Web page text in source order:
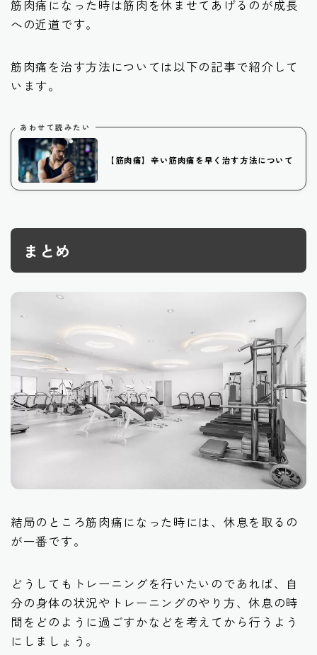
筋肉痛になった時は筋肉を休ませてあげるのが成長
への近道です。
筋肉痛を治す方法については以下の記事で紹介して
います。
あわせて読みたい
【筋肉痛】辛い筋肉痛を早く治す方法について
まとめ
結局のところ筋肉痛になった時には、休息を取るの
が一番です。
どうしてもトレーニングを行いたいのであれば、自
分の身体の状況やトレーニングのやり方、休息の時
間をどのように過ごすかなどを考えてから行うよう
にしましょう。